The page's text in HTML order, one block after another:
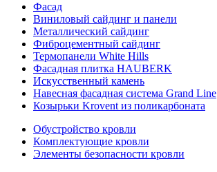
Фасад
Виниловый сайдинг и панели
Металлический сайдинг
Фиброцементный сайдинг
Термопанели White Hills
Фасадная плитка HAUBERK
Искусственный камень
Навесная фасадная система Grand Line
Козырьки Krovent из поликарбоната
Обустройство кровли
Комплектующие кровли
Элементы безопасности кровли